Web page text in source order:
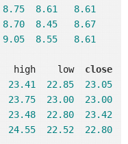
8.75 8.61
8.61
8.70 8.45
8.67
9.05 8.55 8.61
low close
23.41 22.85
23.05
23.75 23.00
23.00
23.48 22.80
23.42
24.55 22.52 22.80